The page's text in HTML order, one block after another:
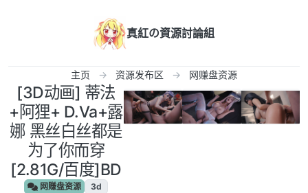
真紅の資源討論組
主页 资源发布区 网赚盘资源
[3D动画] 蒂法
+阿狸+ D.Va+露
娜 黑丝白丝都是
为了你而穿
[2.81G/百度]BD
网赚盘资源
3d